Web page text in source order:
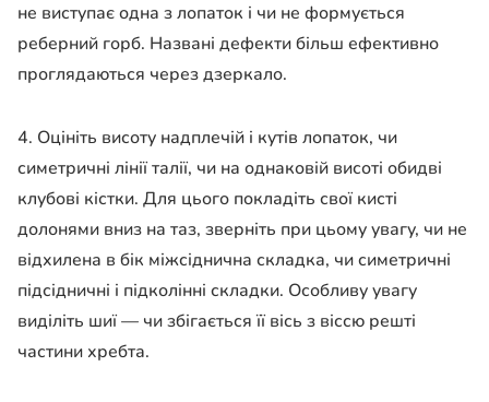
не виступає одна з лопаток і чи не формується
реберний горб. Названі дефекти більш ефективно
проглядаються через дзеркало.
4. Оцініть висоту надплечій і кутів лопаток, чи
симетричні лінії талії, чи на однаковій висоті обидві
клубові кістки. Для цього покладіть свої кисті
долонями вниз на таз, зверніть при цьому увагу, чи не
відхилена в бік міжсіднична складка, чи симетричні
підсідничні і підколінні складки. Особливу увагу
виділіть шиї — чи збігається її вісь з віссю решті
частини хребта.